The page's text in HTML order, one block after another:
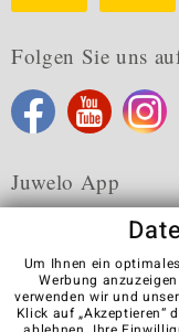
Folgen Sie uns
Juwelo App
Karriere AGB
Um Ihnen ein
Werbung
verwenden wir und
Klick auf „Akzeptieren“